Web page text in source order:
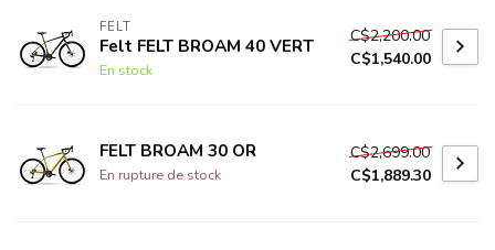
FELT
Felt FELT BROAM 40 VERT
En stock
C$2,200.00
C$1,540.00
FELT BROAM 30 OR
En rupture de stock
C$2,699.00
C$1,889.30